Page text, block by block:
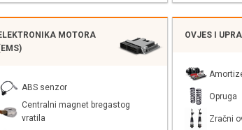
MOTORA
ABS senzor
Centralni magnet bregastog
vratila
OVJES I
Opruga
Zračni